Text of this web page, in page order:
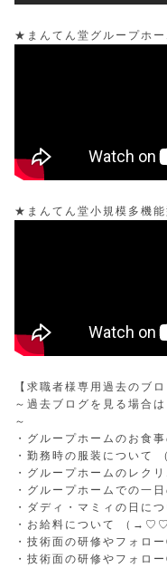
★まんてん堂グループホ
★まんてん堂小規模多機
【求職者様専用過去のブロ
～過去ブログを見る場合
～
・グループホームのお食
・勤務時の服装について
・グループホームのレク
・グループホームでの一
・ダディ・マミィの日に
・お給料について （→
・技術面の研修やフォロ
・技術面の研修やフォロ